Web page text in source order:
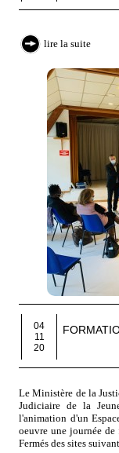
lire la suite
04
11
20
Le Ministère de la
Judiciaire de la
l'animation d'un
oeuvre une journée
Fermés des sites